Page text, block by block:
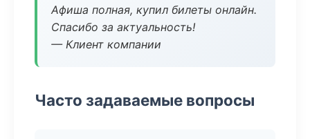
Афиша полная, купил билеты онлайн.
Спасибо за актуальность!
— Клиент компании
Часто задаваемые вопросы